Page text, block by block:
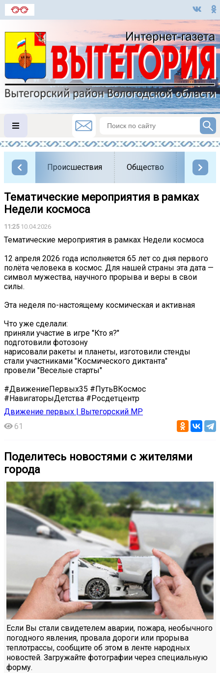
Происшествия Общество Власть
Тематические мероприятия в рамках
Недели космоса
11:2510.04.2026
Тематические мероприятия в рамках Недели космоса
12 апреля 2026 года исполняется 65 лет со дня первого
полёта человека в космос. Для нашей страны эта дата —
символ мужества, научного прорыва и веры в свои
силы.
Эта неделя по-настоящему космическая и активная
Что уже сделали:
приняли участие в игре "Кто я?"
подготовили фотозону
нарисовали ракеты и планеты, изготовили стенды
стали участниками "Космического диктанта"
провели "Веселые старты"
#ДвижениеПервых35 #ПутьВКосмос
#НавигаторыДетства #Росдетцентр
Движение первых | Вытегорский МР
61
Поделитесь новостями с жителями
города
Если Вы стали свидетелем аварии, пожара, необычного
погодного явления, провала дороги или прорыва
теплотрассы, сообщите об этом в ленте народных
новостей. Загружайте фотографии через специальную
форму.